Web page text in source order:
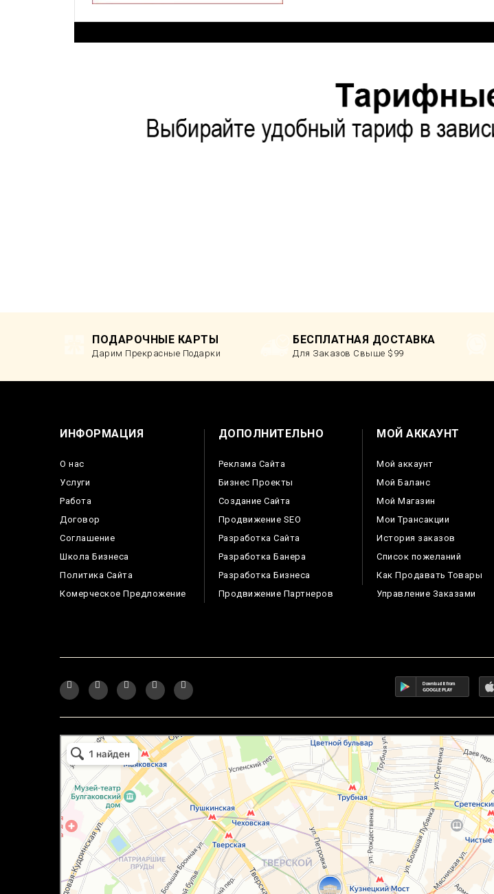
ПОДАРОЧНЫЕ КАРТЫ
Дарим Прекрасные Подарки
БЕСПЛАТНАЯ ДОСТАВКА
Для Заказов Свыше $99
ИНФОРМАЦИЯ
О нас
Услуги
Работа
Договор
Соглашение
Школа Бизнеса
Политика Сайта
Комерческое Предложение
ДОПОЛНИТЕЛЬНО
Реклама Сайта
Бизнес Проекты
Создание Сайта
Продвижение SEO
Разработка Сайта
Разработка Банера
Разработка Бизнеса
Продвижение Партнеров
МОЙ АККАУНТ
Мой аккаунт
Мой Баланс
Мой Магазин
Мои Трансакции
История заказов
Список пожеланий
Как Продавать Товары
Управление Заказами
маркетплейс охотный ряд в Москве
Москва